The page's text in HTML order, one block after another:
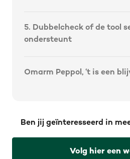
5. Dubbelcheck of de tool
ondersteunt
Omarm Peppol, ‘t is een
Ben jij geïnteresseerd in
Volg hier een